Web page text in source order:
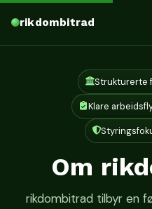
rikdombitrad
Strukturerte
Klare
Om
rikdombitrad tilbyr en